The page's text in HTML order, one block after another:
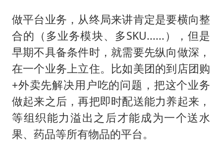
做平台业务，从终局来讲肯定是要横向整
合的（多业务模块、多SKU......），但是
早期不具备条件时，就需要先纵向做深，
在一个业务上立住。比如美团的到店团购
+外卖先解决用户吃的问题，把这个业务
做起来之后，再把即时配送能力养起来，
等组织能力溢出之后才能成为一个送水
果、药品等所有物品的平台。